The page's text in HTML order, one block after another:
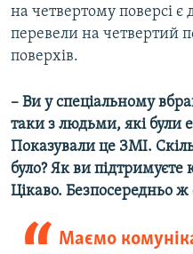
на четвертому поверсі є
перевели на четвертий
поверхів.
– Ви у спеціальному
таки з людьми, які були
Показували це ЗМІ.
було? Як ви
Цікаво. Безпосередньо ж
Маємо